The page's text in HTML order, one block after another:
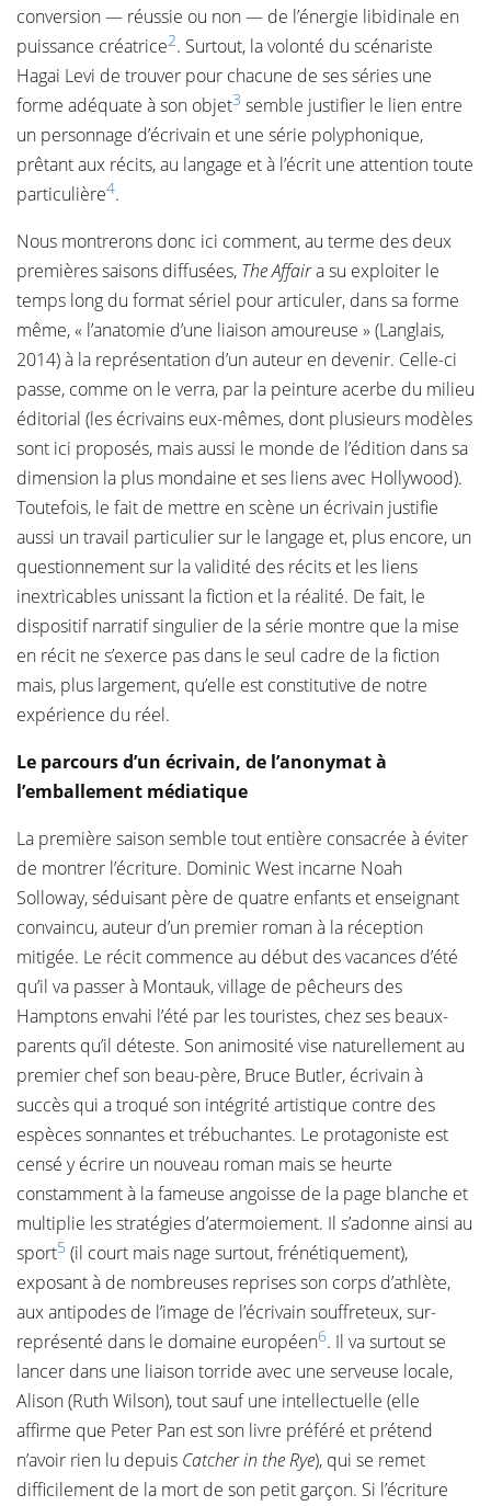
conversion — réussie ou non — de l’énergie libidinale en
puissance créatrice2. Surtout, la volonté du scénariste
Hagai Levi de trouver pour chacune de ses séries une
forme adéquate à son objet3 semble justifier le lien entre
un personnage d’écrivain et une série polyphonique,
prêtant aux récits, au langage et à l’écrit une attention toute
particulière4.
Nous montrerons donc ici comment, au terme des deux
premières saisons diffusées, The Affaira su exploiter le
temps long du format sériel pour articuler, dans sa forme
même, « l’anatomie d’une liaison amoureuse » (Langlais,
2014) à la représentation d’un auteur en devenir. Celle-ci
passe, comme on le verra, par la peinture acerbe du milieu
éditorial (les écrivains eux-mêmes, dont plusieurs modèles
sont ici proposés, mais aussi le monde de l’édition dans sa
dimension la plus mondaine et ses liens avec Hollywood).
Toutefois, le fait de mettre en scène un écrivain justifie
aussi un travail particulier sur le langage et, plus encore, un
questionnement sur la validité des récits et les liens
inextricables unissant la fiction et la réalité. De fait, le
dispositif narratif singulier de la série montre que la mise
en récit ne s’exerce pas dans le seul cadre de la fiction
mais, plus largement, qu’elle est constitutive de notre
expérience du réel.
Le parcours d’un écrivain, de l’anonymat à
l’emballement médiatique
La première saison semble tout entière consacrée à éviter
de montrer l’écriture. Dominic West incarne Noah
Solloway, séduisant père de quatre enfants et enseignant
convaincu, auteur d’un premier roman à la réception
mitigée. Le récit commence au début des vacances d’été
qu’il va passer à Montauk, village de pêcheurs des
Hamptons envahi l’été par les touristes, chez ses beaux-
parents qu’il déteste. Son animosité vise naturellement au
premier chef son beau-père, Bruce Butler, écrivain à
succès qui a troqué son intégrité artistique contre des
espèces sonnantes et trébuchantes. Le protagoniste est
censé y écrire un nouveau roman mais se heurte
constamment à la fameuse angoisse de la page blanche et
multiplie les stratégies d’atermoiement. Il s’adonne ainsi au
sport5 (il court mais nage surtout, frénétiquement),
exposant à de nombreuses reprises son corps d’athlète,
aux antipodes de l’image de l’écrivain souffreteux, sur-
représenté dans le domaine européen6. Il va surtout se
lancer dans une liaison torride avec une serveuse locale,
Alison (Ruth Wilson), tout sauf une intellectuelle (elle
affirme que Peter Pan est son livre préféré et prétend
n’avoir rien lu depuis Catcher in the Rye), qui se remet
difficilement de la mort de son petit garçon. Si l’écriture